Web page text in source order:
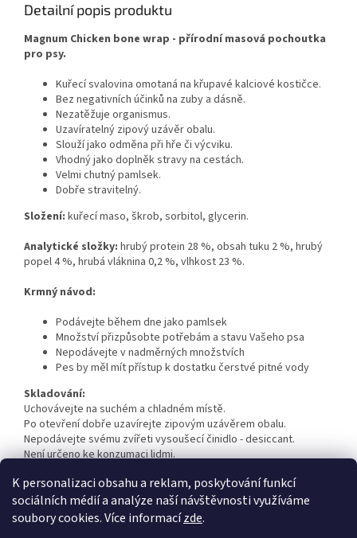
K personalizaci obsahu a reklam, poskytování funkcí
sociálních médií a analýze naší návštěvnosti využíváme
soubory cookies. Více informacízde.
Detailní popis produktu
Magnum Chicken bone wrap - přírodní masová pochoutka
pro psy.
Kuřecí svalovina omotaná na křupavé kalciové kostičce.
Bez negativních účinků na zuby a dásně.
Nezatěžuje organismus.
Uzavíratelný zipový uzávěr obalu.
Slouží jako odměna při hře či výcviku.
Vhodný jako doplněk stravy na cestách.
Velmi chutný pamlsek.
Dobře stravitelný.
Složení: kuřecí maso, škrob, sorbitol, glycerin.
Analytické složky: hrubý protein 28 %, obsah tuku 2 %, hrubý
popel 4 %, hrubá vláknina 0,2 %, vlhkost 23 %.
Krmný návod:
Podávejte během dne jako pamlsek
Množství přizpůsobte potřebám a stavu Vašeho psa
Nepodávejte v nadměrných množstvích
Pes by měl mít přístup k dostatku čerstvé pitné vody
Skladování:
Uchovávejte na suchém a chladném místě.
Po otevření dobře uzavírejte zipovým uzávěrem obalu.
Nepodávejte svému zvířeti vysoušecí činidlo - desiccant.
Není určeno ke konzumaci lidmi.